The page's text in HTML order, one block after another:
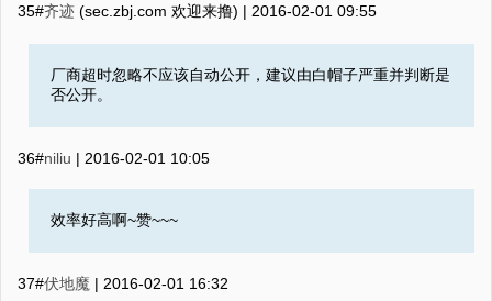
35#齐迹 (sec.zbj.com 欢迎来撸) | 2016-02-01 09:55
厂商超时忽略不应该自动公开，建议由白帽子严重并判断是
否公开。
36#niliu | 2016-02-01 10:05
效率好高啊~赞~~~
37#伏地魔 | 2016-02-01 16:32